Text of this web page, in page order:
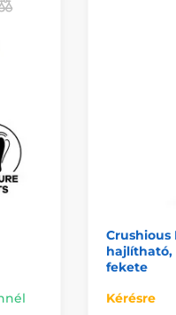
Crushious
hajlítható,
fekete
Kérésre